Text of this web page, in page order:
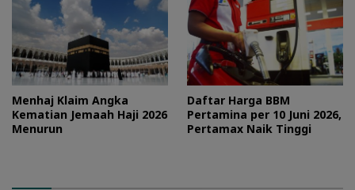
Menhaj Klaim Angka
Kematian Jemaah Haji 2026
Menurun
Daftar Harga BBM
Pertamina per 10 Juni 2026,
Pertamax Naik Tinggi